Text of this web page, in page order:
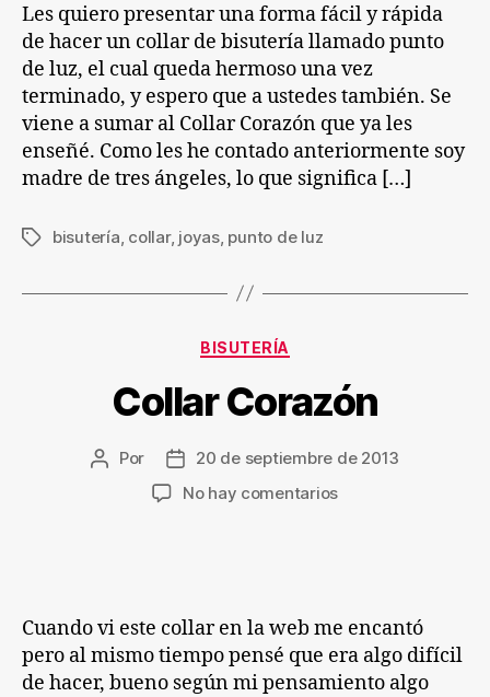
Les quiero presentar una forma fácil y rápida
de hacer un collar de bisutería llamado punto
de luz, el cual queda hermoso una vez
terminado, y espero que a ustedes también. Se
viene a sumar al Collar Corazón que ya les
enseñé. Como les he contado anteriormente soy
madre de tres ángeles, lo que significa […]
Etiquetas
bisutería collar, joyas, punto de luz
Categorías
BISUTERÍA
Collar Corazón
Autor
Por
Fecha
de
20 de septiembre de 2013
No hay comentariosen
Cuando vi este collar en la web me encantó
pero al mismo tiempo pensé que era algo difícil
de hacer, bueno según mi pensamiento algo